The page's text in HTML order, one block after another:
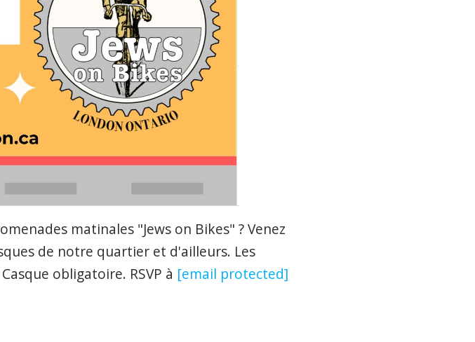
matinales "Jews on Bikes" ? Venez
de notre quartier et d'ailleurs. Les
obligatoire. RSVP à [email protected]